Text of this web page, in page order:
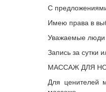
С
Имею права в
Уважаемые
Запись за сутки
МАССАЖ ДЛЯ
Для ценителей